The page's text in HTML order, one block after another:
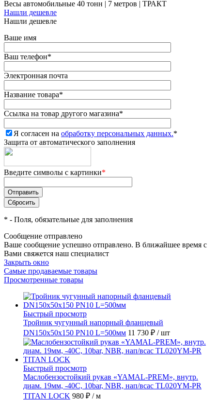
Весы автомобильные 40 тонн | 7 метров | ТРАКТ
Нашли дешевле
Нашли дешевле
Ваше имя
Ваш телефон*
Электронная почта
Название товара*
Ссылка на товар другого магазина*
Я согласен на обработку персональных данных.*
Защита от автоматического заполнения
Введите символы с картинки*
* - Поля, обязательные для заполнения
Сообщение отправлено
Ваше сообщение успешно отправлено. В ближайшее время с
Вами свяжется наш специалист
Закрыть окно
Самые продаваемые товары
Просмотренные товары
Быстрый просмотр
Тройник чугунный напорный фланцевый
DN150х50х150 PN10 L=500мм 11 730 ₽ / шт
Быстрый просмотр
Маслобензостойкий рукав «YAMAL-PREM», внутр.
диам. 19мм, -40C, 10bar, NBR, нап/всас TL020YM-PR
TITAN LOCK 980 ₽ / м